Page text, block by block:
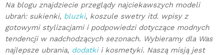
Na blogu znajdziecie przeglądy najciekawszych modeli
ubrań: sukienki, bluzki, koszule swetry itd. wpisy z
gotowymi stylizacjami i podpowiedzi dotyczące modnych
tendencji w nadchodzących sezonach. Wybieramy dla Was
najlepsze ubrania, dodatkii kosmetyki. Naszą misją jest